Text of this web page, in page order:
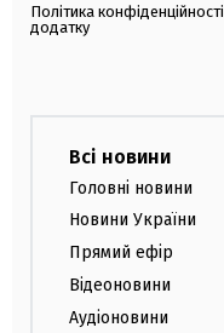
Політика конфіденційності
додатку
Всі новини
Головні новини
Новини України
Прямий ефір
Відеоновини
Аудіоновини